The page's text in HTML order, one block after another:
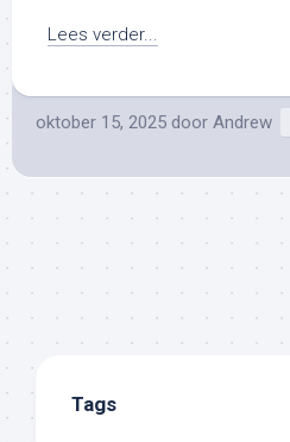
Lees verder...
oktober 15, 2025 door Andrew
Tags